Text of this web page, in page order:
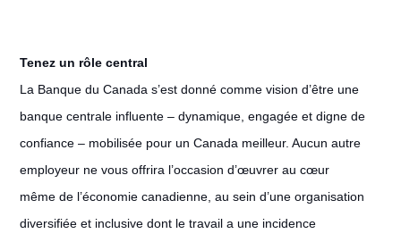
Tenez un rôle central
La Banque du Canada s’est donné comme vision d’être une
banque centrale influente – dynamique, engagée et digne de
confiance – mobilisée pour un Canada meilleur. Aucun autre
employeur ne vous offrira l’occasion d’œuvrer au cœur
même de l’économie canadienne, au sein d’une organisation
diversifiée et inclusive dont le travail a une incidence